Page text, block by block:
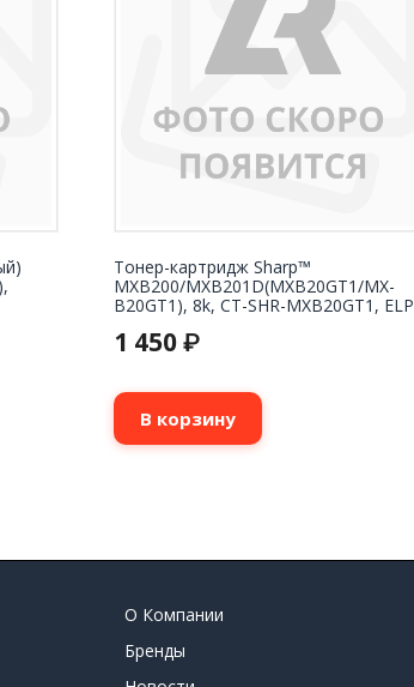
Тонер-картридж Sharp™
MXB200/MXB201D(MXB20GT1/MX-
B20GT1), 8k, CT-SHR-MXB20GT1, ELP
1 450 ₽
В корзину
О Компании
Бренды